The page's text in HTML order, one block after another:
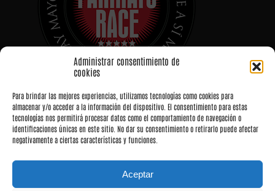
Administrar consentimiento de
cookies
Para brindar las mejores experiencias, utilizamos tecnologías como cookies para
almacenar y/o acceder a la información del dispositivo. El consentimiento para estas
tecnologías nos permitirá procesar datos como el comportamiento de navegación o
identificaciones únicas en este sitio. No dar su consentimiento o retirarlo puede afectar
negativamente a ciertas características y funciones.
Aceptar